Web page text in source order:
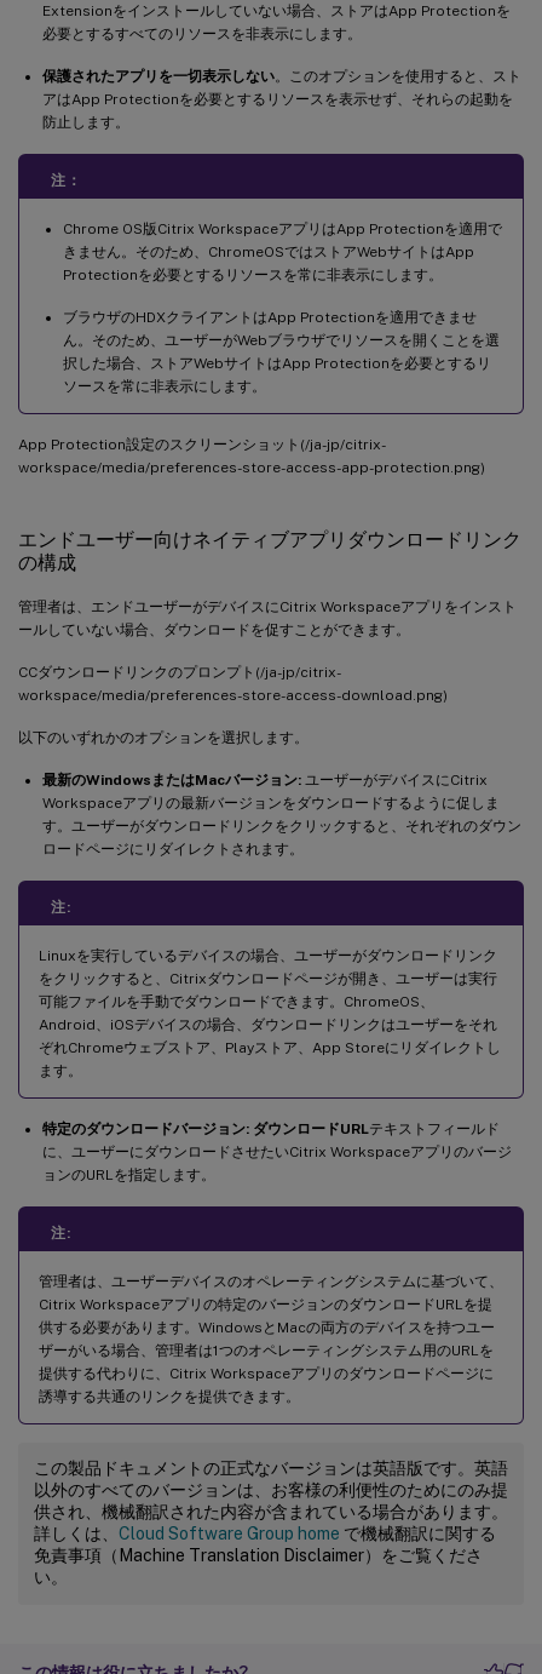
Extensionをインストールしていない場合、ストアはApp Protectionを
必要とするすべてのリソースを非表示にします。
保護されたアプリを一切表示しない。このオプションを使用すると、スト
アはApp Protectionを必要とするリソースを表示せず、それらの起動を
防止します。
注：
Chrome OS版Citrix WorkspaceアプリはApp Protectionを適用で
きません。そのため、ChromeOSではストアWebサイトはApp
Protectionを必要とするリソースを常に非表示にします。
ブラウザのHDXクライアントはApp Protectionを適用できませ
ん。そのため、ユーザーがWebブラウザでリソースを開くことを選
択した場合、ストアWebサイトはApp Protectionを必要とするリ
ソースを常に非表示にします。
App Protection設定のスクリーンショット(/ja-jp/citrix-
workspace/media/preferences-store-access-app-protection.png)
エンドユーザー向けネイティブアプリダウンロードリンク
の構成
管理者は、エンドユーザーがデバイスにCitrix Workspaceアプリをインスト
ールしていない場合、ダウンロードを促すことができます。
CCダウンロードリンクのプロンプト(/ja-jp/citrix-
workspace/media/preferences-store-access-download.png)
以下のいずれかのオプションを選択します。
最新のWindowsまたはMacバージョン: ユーザーがデバイスにCitrix
Workspaceアプリの最新バージョンをダウンロードするように促しま
す。ユーザーがダウンロードリンクをクリックすると、それぞれのダウン
ロードページにリダイレクトされます。
注:
Linuxを実行しているデバイスの場合、ユーザーがダウンロードリンク
をクリックすると、Citrixダウンロードページが開き、ユーザーは実行
可能ファイルを手動でダウンロードできます。ChromeOS、
Android、iOSデバイスの場合、ダウンロードリンクはユーザーをそれ
ぞれChromeウェブストア、Playストア、App Storeにリダイレクトし
ます。
特定のダウンロードバージョン: ダウンロードURLテキストフィールド
に、ユーザーにダウンロードさせたいCitrix Workspaceアプリのバージ
ョンのURLを指定します。
注:
管理者は、ユーザーデバイスのオペレーティングシステムに基づいて、
Citrix Workspaceアプリの特定のバージョンのダウンロードURLを提
供する必要があります。WindowsとMacの両方のデバイスを持つユー
ザーがいる場合、管理者は1つのオペレーティングシステム用のURLを
提供する代わりに、Citrix Workspaceアプリのダウンロードページに
誘導する共通のリンクを提供できます。
この製品ドキュメントの正式なバージョンは英語版です。英語
以外のすべてのバージョンは、お客様の利便性のためにのみ提
供され、機械翻訳された内容が含まれている場合があります。
詳しくは、 Cloud Software Group home で機械翻訳に関する
免責事項（Machine Translation Disclaimer）をご覧くださ
い。